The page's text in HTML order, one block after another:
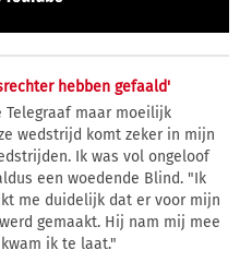
hebben gefaald'
Telegraaf maar moeilijk
wedstrijd komt zeker in mijn
Ik was vol ongeloof
een woedende Blind. "Ik
me duidelijk dat er voor mijn
gemaakt. Hij nam mij mee
ik te laat."